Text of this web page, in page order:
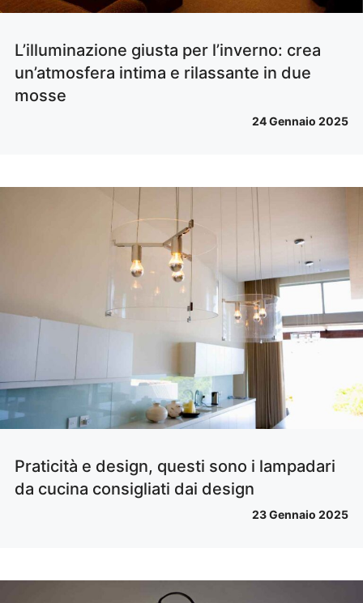
L’illuminazione giusta per l’inverno: crea
un’atmosfera intima e rilassante in due
mosse
24 Gennaio 2025
Praticità e design, questi sono i lampadari
da cucina consigliati dai design
23 Gennaio 2025